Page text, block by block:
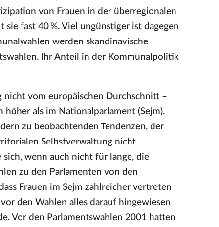
von Frauen in der überregionalen
fast 40 %. Viel ungünstiger ist dagegen
werden skandinavische
Ihr Anteil in der Kommunalpolitik
nicht vom europäischen Durchschnitt –
als im Nationalparlament (Sejm).
zu beobachtenden Tendenzen, der
Selbstverwaltung nicht
wenn auch nicht für lange, die
zu den Parlamenten von den
Frauen im Sejm zahlreicher vertreten
den Wahlen alles darauf hingewiesen
Vor den Parlamentswahlen 2001 hatten